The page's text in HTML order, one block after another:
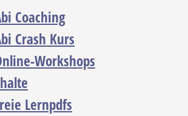
Coaching
Crash Kurs
Workshops
Lernpdfs